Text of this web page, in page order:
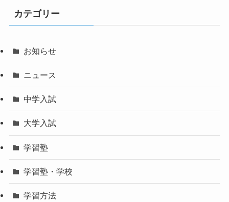
カテゴリー
お知らせ
ニュース
中学入試
大学入試
学習塾
学習塾・学校
学習方法